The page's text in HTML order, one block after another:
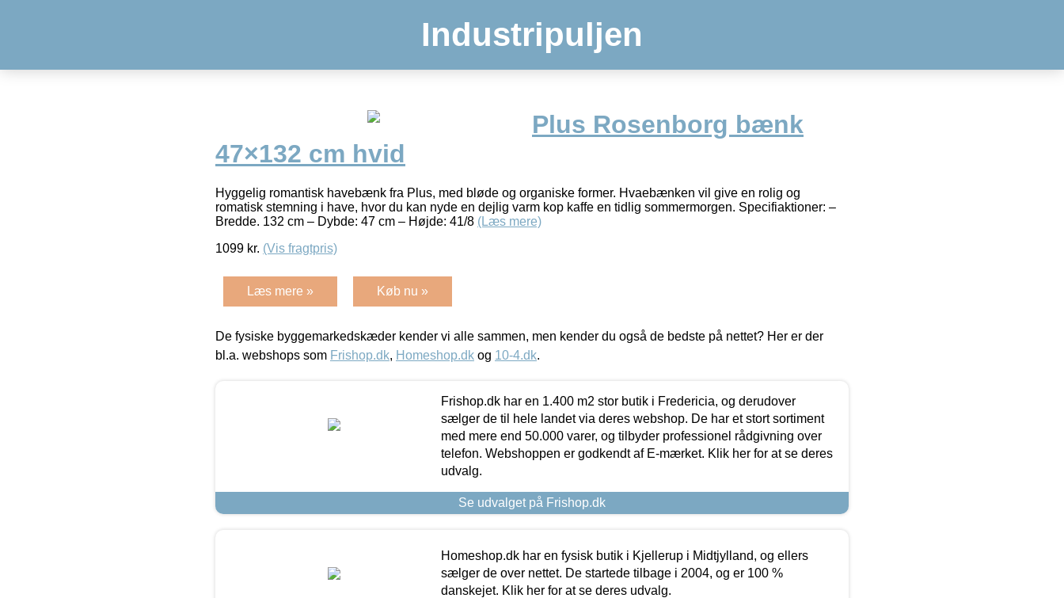
Industripuljen
Plus Rosenborg bænk
47×132 cm hvid
Hyggelig romantisk havebænk fra Plus, med bløde og organiske former. Hvaebænken vil give en rolig og
romatisk stemning i have, hvor du kan nyde en dejlig varm kop kaffe en tidlig sommermorgen. Specifiaktioner: –
Bredde. 132 cm – Dybde: 47 cm – Højde: 41/8 (Læs mere)
1099 kr. (Vis fragtpris)
Læs mere » Køb nu »
De fysiske byggemarkedskæder kender vi alle sammen, men kender du også de bedste på nettet? Her er der
bl.a. webshops som Frishop.dk, Homeshop.dk og 10-4.dk.
Frishop.dk har en 1.400 m2 stor butik i Fredericia, og derudover
sælger de til hele landet via deres webshop. De har et stort sortiment
med mere end 50.000 varer, og tilbyder professionel rådgivning over
telefon. Webshoppen er godkendt af E-mærket. Klik her for at se deres
udvalg.
Se udvalget på Frishop.dk
Homeshop.dk har en fysisk butik i Kjellerup i Midtjylland, og ellers
sælger de over nettet. De startede tilbage i 2004, og er 100 %
danskejet. Klik her for at se deres udvalg.